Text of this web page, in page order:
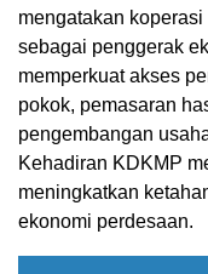
mengatakan
sebagai penggerak
memperkuat akses
pokok, pemasaran
pengembangan
Kehadiran KDKMP
meningkatkan
ekonomi perdesaan.